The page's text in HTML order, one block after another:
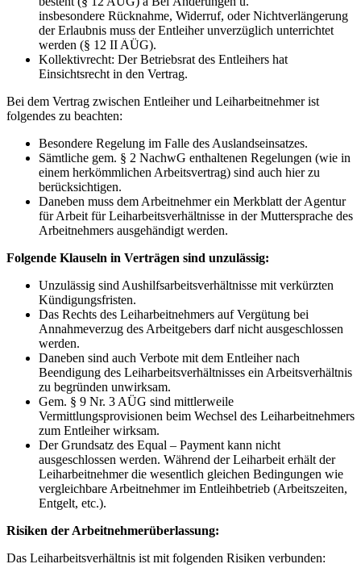
insbesondere Rücknahme, Widerruf, oder Nichtverlängerung
der Erlaubnis muss der Entleiher unverzüglich unterrichtet
werden (§ 12 II AÜG).
Kollektivrecht: Der Betriebsrat des Entleihers hat
Einsichtsrecht in den Vertrag.
Bei dem Vertrag zwischen Entleiher und Leiharbeitnehmer ist
folgendes zu beachten:
Besondere Regelung im Falle des Auslandseinsatzes.
Sämtliche gem. § 2 NachwG enthaltenen Regelungen (wie in
einem herkömmlichen Arbeitsvertrag) sind auch hier zu
berücksichtigen.
Daneben muss dem Arbeitnehmer ein Merkblatt der Agentur
für Arbeit für Leiharbeitsverhältnisse in der Muttersprache des
Arbeitnehmers ausgehändigt werden.
Folgende Klauseln in Verträgen sind unzulässig:
Unzulässig sind Aushilfsarbeitsverhältnisse mit verkürzten
Kündigungsfristen.
Das Rechts des Leiharbeitnehmers auf Vergütung bei
Annahmeverzug des Arbeitgebers darf nicht ausgeschlossen
werden.
Daneben sind auch Verbote mit dem Entleiher nach
Beendigung des Leiharbeitsverhältnisses ein Arbeitsverhältnis
zu begründen unwirksam.
Gem. § 9 Nr. 3 AÜG sind mittlerweile
Vermittlungsprovisionen beim Wechsel des Leiharbeitnehmers
zum Entleiher wirksam.
Der Grundsatz des Equal – Payment kann nicht
ausgeschlossen werden. Während der Leiharbeit erhält der
Leiharbeitnehmer die wesentlich gleichen Bedingungen wie
vergleichbare Arbeitnehmer im Entleihbetrieb (Arbeitszeiten,
Entgelt, etc.).
Risiken der Arbeitnehmerüberlassung:
Das Leiharbeitsverhältnis ist mit folgenden Risiken verbunden: